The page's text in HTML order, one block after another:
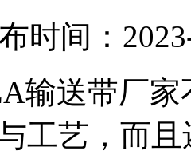
时间：
输送带厂
工艺，而